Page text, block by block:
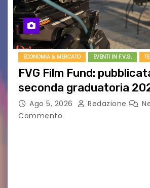
ECONOMIA & MERCATO EVENTI IN F.V.G.
FVG Film Fund:
seconda graduatoria
Ago 5, 2026 Redazione
Commento